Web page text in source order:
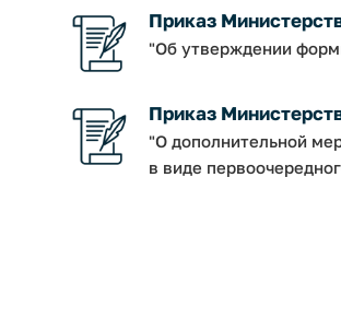
Приказ
"Об утверждении
Приказ
"О дополнительной
в виде